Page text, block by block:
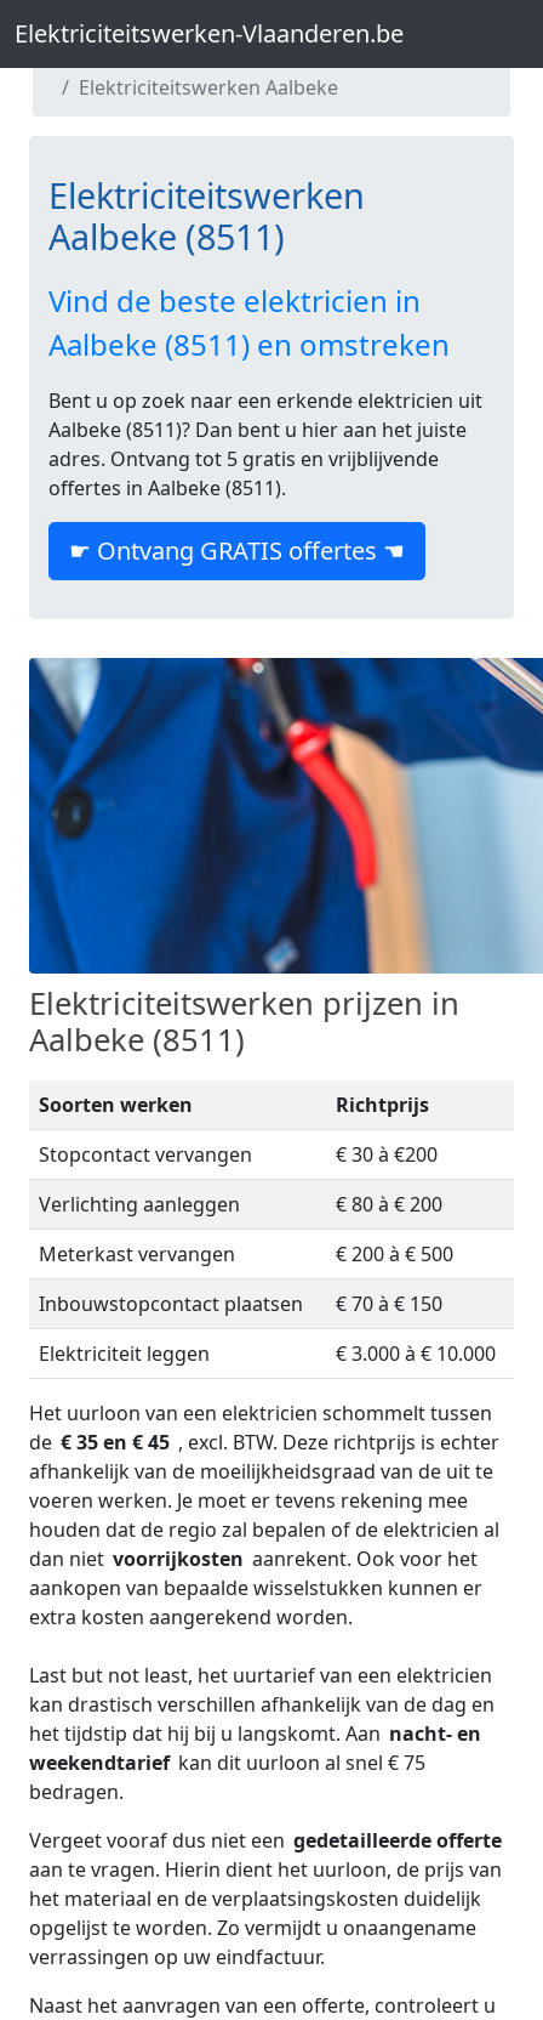
Elektriciteitswerken-Vlaanderen.be
Elektriciteitswerken-Vlaanderen.be
Elektriciteitswerken Aalbeke
Elektriciteitswerken
Aalbeke (8511)
Vind de beste elektricien in
Aalbeke (8511) en omstreken
Bent u op zoek naar een erkende elektricien uit
Aalbeke (8511)? Dan bent u hier aan het juiste
adres. Ontvang tot 5 gratis en vrijblijvende
offertes in Aalbeke (8511).
☛ Ontvang GRATIS offertes ☚
Elektriciteitswerken prijzen in
Aalbeke (8511)
Soorten werken
Richtprijs
Stopcontact vervangen
€ 30 à €200
Verlichting aanleggen
€ 80 à € 200
Meterkast vervangen
€ 200 à € 500
Inbouwstopcontact plaatsen
€ 70 à € 150
Elektriciteit leggen
€ 3.000 à € 10.000
Het uurloon van een elektricien schommelt tussen
de € 35 en € 45 , excl. BTW. Deze richtprijs is echter
afhankelijk van de moeilijkheidsgraad van de uit te
voeren werken. Je moet er tevens rekening mee
houden dat de regio zal bepalen of de elektricien al
dan niet voorrijkosten aanrekent. Ook voor het
aankopen van bepaalde wisselstukken kunnen er
extra kosten aangerekend worden.
Last but not least, het uurtarief van een elektricien
kan drastisch verschillen afhankelijk van de dag en
het tijdstip dat hij bij u langskomt. Aan nacht- en
weekendtarief kan dit uurloon al snel € 75
bedragen.
Vergeet vooraf dus niet een gedetailleerde offerte
aan te vragen. Hierin dient het uurloon, de prijs van
het materiaal en de verplaatsingskosten duidelijk
opgelijst te worden. Zo vermijdt u onaangename
verrassingen op uw eindfactuur.
Naast het aanvragen van een offerte, controleert u